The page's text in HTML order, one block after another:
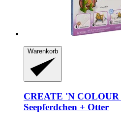
Warenkorb
CREATE 'N COLOUR
Seepferdchen + Otter